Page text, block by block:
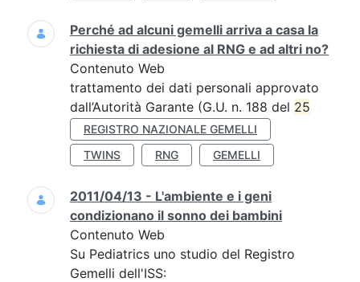
Perché ad alcuni gemelli arriva a casa la
richiesta di adesione al RNG e ad altri no?
Contenuto Web
trattamento dei dati personali approvato
dall’Autorità Garante (G.U. n. 188 del 25
REGISTRO NAZIONALE GEMELLI
TWINS
RNG GEMELLI
2011/04/13 - L'ambiente e i geni
condizionano il sonno dei bambini
Contenuto Web
Su Pediatrics uno studio del Registro
Gemelli dell'ISS: